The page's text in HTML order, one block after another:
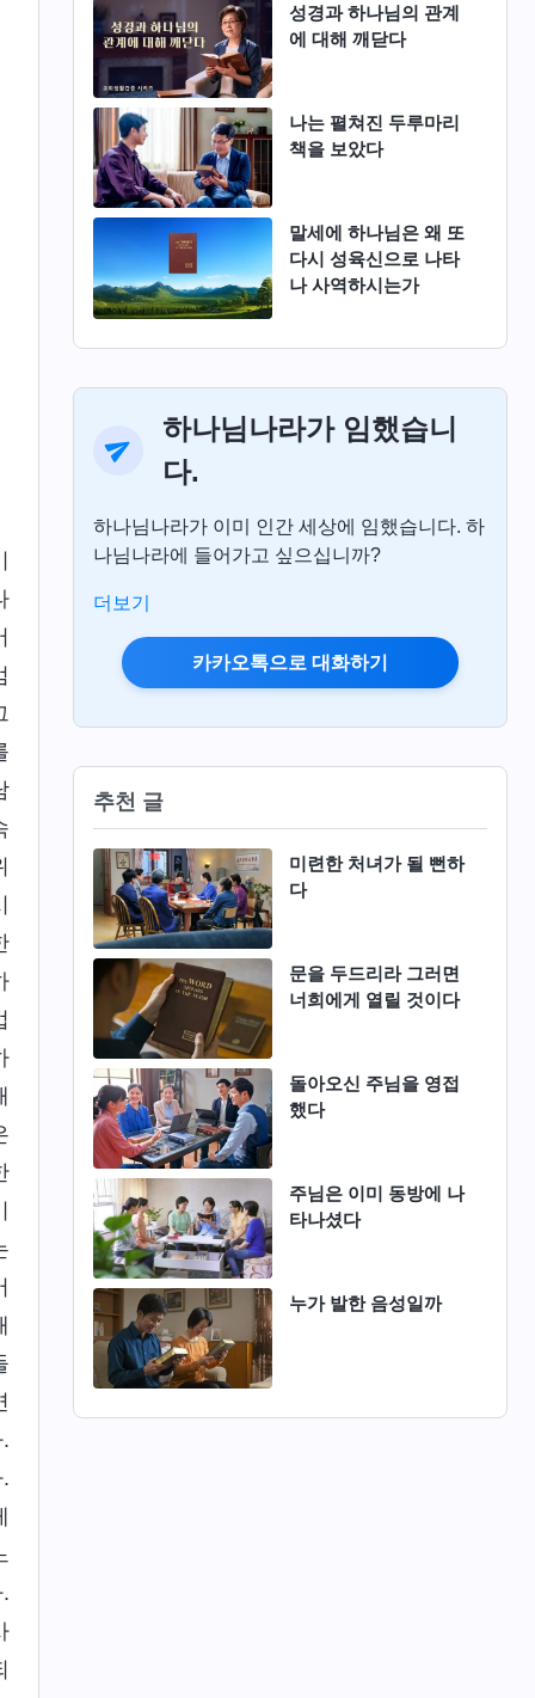
성경과 하나님의 관계
에 대해 깨닫다
나는 펼쳐진 두루마리
책을 보았다
말세에 하나님은 왜 또
다시 성육신으로 나타
나 사역하시는가
하나님나라가 임했습니
다.
하나님나라가 이미 인간 세상에 임했습니다. 하
나님나라에 들어가고 싶으십니까?
더보기
카카오톡으로 대화하기
추천 글
미련한 처녀가 될 뻔하
다
문을 두드리라 그러면
너희에게 열릴 것이다
돌아오신 주님을 영접
했다
주님은 이미 동방에 나
타나셨다
누가 발한 음성일까